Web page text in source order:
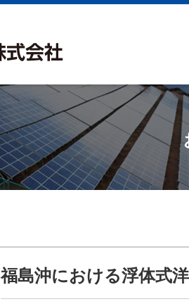
福島沖における浮体式